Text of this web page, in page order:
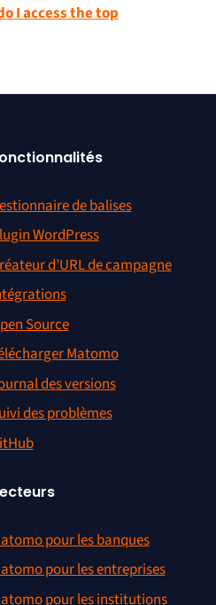
I access the top
de balises
WordPress
d’URL de campagne
Source
Matomo
des versions
des problèmes
pour les banques
pour les entreprises
pour les institutions